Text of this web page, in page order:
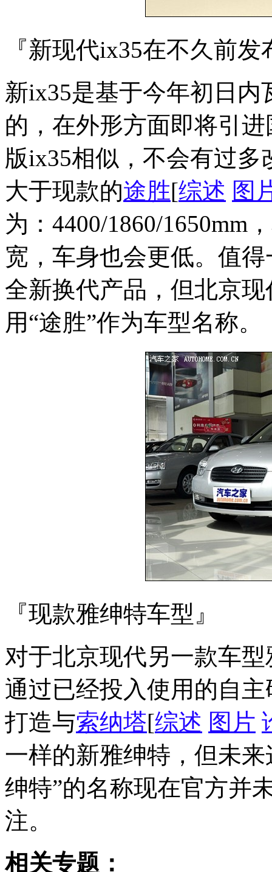
『新现代ix35在不久前发
新ix35是基于今年初日
的，在外形方面即将引
版ix35相似，不会有过
大于现款的途胜[综述 图
为：4400/1860/1650mm
宽，车身也会更低。值
全新换代产品，但北京
用“途胜”作为车型名称。
『现款雅绅特车型』
对于北京现代另一款车
通过已经投入使用的自
打造与索纳塔[综述 图片
一样的新雅绅特，但未
绅特”的名称现在官方并
注。
相关专题：